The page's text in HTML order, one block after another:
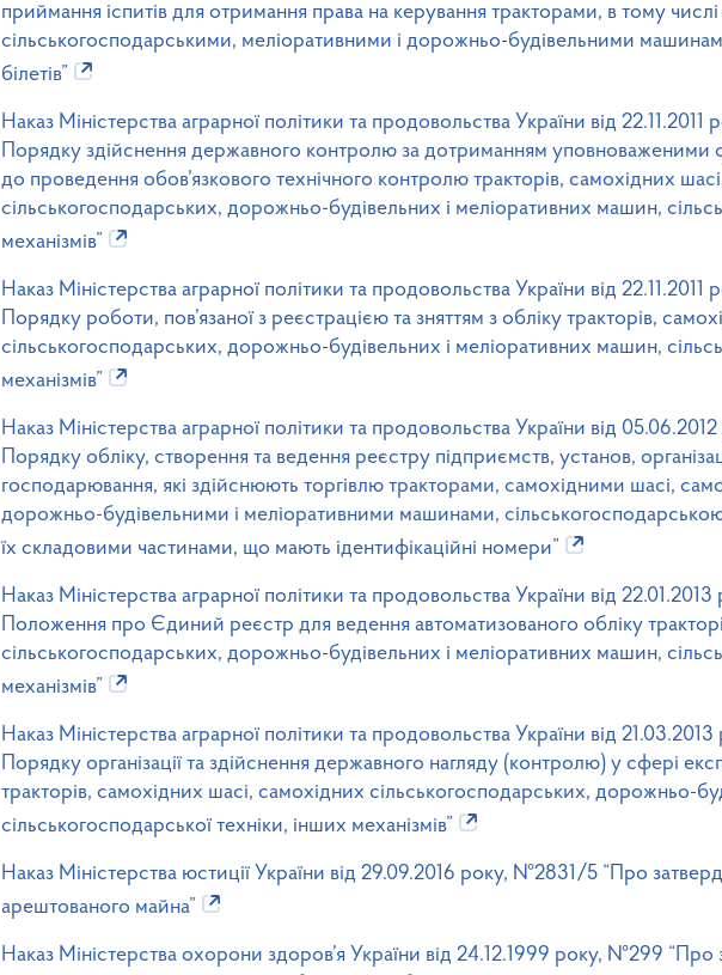
приймання іспитів для отримання права на керування тракторами, в тому
сільськогосподарськими, меліоративними і дорожньо-будівельними
білетів”
Наказ Міністерства аграрної політики та продовольства України від
Порядку здійснення державного контролю за дотриманням уповноваженими
до проведення обов’язкового технічного контролю тракторів, самохідних
сільськогосподарських, дорожньо-будівельних і меліоративних машин,
механізмів”
Наказ Міністерства аграрної політики та продовольства України від
Порядку роботи, пов’язаної з реєстрацією та зняттям з обліку тракторів,
сільськогосподарських, дорожньо-будівельних і меліоративних машин,
механізмів”
Наказ Міністерства аграрної політики та продовольства України від
Порядку обліку, створення та ведення реєстру підприємств, установ,
господарювання, які здійснюють торгівлю тракторами, самохідними шасі,
дорожньо-будівельними і меліоративними машинами,
їх складовими частинами, що мають ідентифікаційні номери”
Наказ Міністерства аграрної політики та продовольства України від
Положення про Єдиний реєстр для ведення автоматизованого обліку
сільськогосподарських, дорожньо-будівельних і меліоративних машин,
механізмів”
Наказ Міністерства аграрної політики та продовольства України від
Порядку організації та здійснення державного нагляду (контролю) у сфері
тракторів, самохідних шасі, самохідних сільськогосподарських, дорожньо-
сільськогосподарської техніки, інших механізмів”
Наказ Міністерства юстиції України від 29.09.2016 року, №2831/5 “Про
арештованого майна”
Наказ Міністерства охорони здоров’я України від 24.12.1999 року, №299